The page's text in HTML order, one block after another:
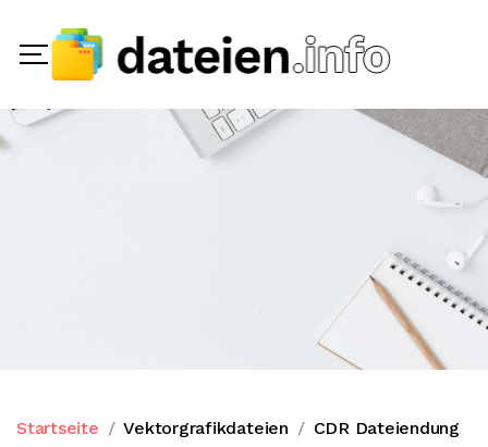
Startseite Vektorgrafikdateien CDR Dateiendung